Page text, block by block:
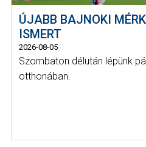
ÚJABB BAJNOKI
ISMERT
2026-08-05
Szombaton délután lépünk
otthonában.